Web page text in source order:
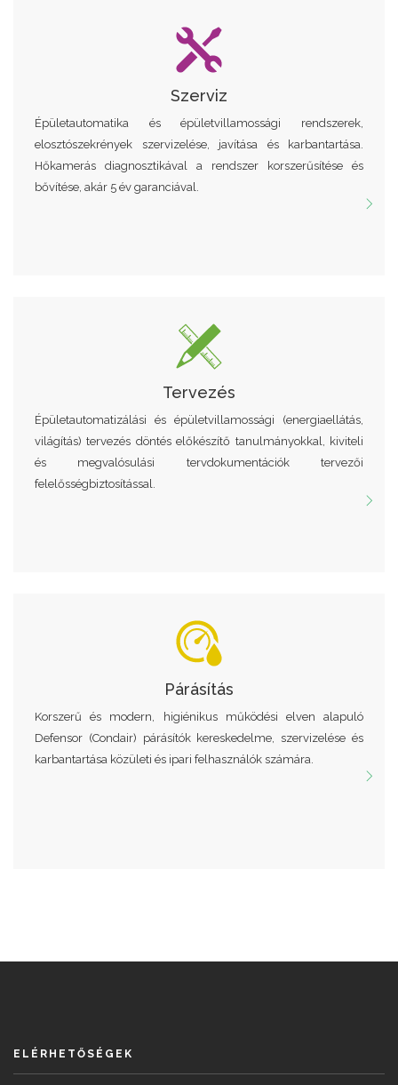
Szerviz
Épületautomatika és épületvillamossági rendszerek,
elosztószekrények szervizelése, javítása és karbantartása.
Hőkamerás diagnosztikával a rendszer korszerűsítése és
bővítése, akár 5 év garanciával.
Tervezés
Épületautomatizálási és épületvillamossági (energiaellátás,
világítás) tervezés döntés előkészítő tanulmányokkal, kiviteli
és megvalósulási tervdokumentációk tervezői
felelősségbiztosítással.
Párásítás
Korszerű és modern, higiénikus működési elven alapuló
Defensor (Condair) párásítók kereskedelme, szervizelése és
karbantartása közületi és ipari felhasználók számára.
ELÉRHETŐSÉGEK